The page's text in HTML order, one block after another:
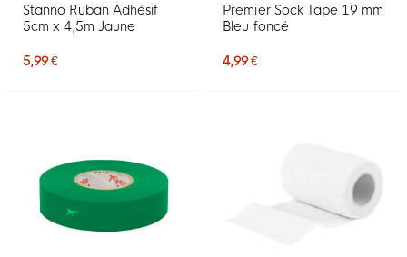
Stanno Ruban Adhésif
5cm x 4,5m Jaune
5,99 €
Premier Sock Tape 19 mm
Bleu foncé
4,99 €